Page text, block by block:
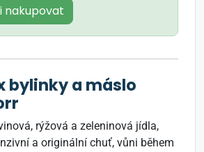
nakupovat
bylinky a máslo
rýžová a zeleninová jídla,
a originální chuť, vůni během